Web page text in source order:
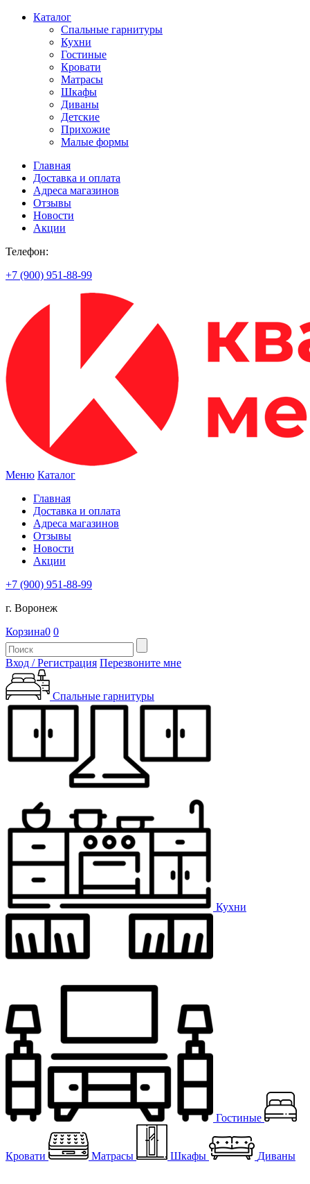
Каталог
Спальные гарнитуры
Кухни
Гостиные
Кровати
Матрасы
Шкафы
Диваны
Детские
Прихожие
Малые формы
Главная
Доставка и оплата
Адреса магазинов
Отзывы
Новости
Акции
Телефон:
+7 (900) 951-88-99
Меню Каталог
Главная
Доставка и оплата
Адреса магазинов
Отзывы
Новости
Акции
+7 (900) 951-88-99
г. Воронеж
Корзина0 0
Вход / Регистрация Перезвоните мне
Спальные гарнитуры
Кухни
Гостиные
Кровати Матрасы Шкафы Диваны